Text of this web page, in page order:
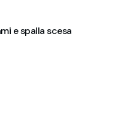
e spalla scesa